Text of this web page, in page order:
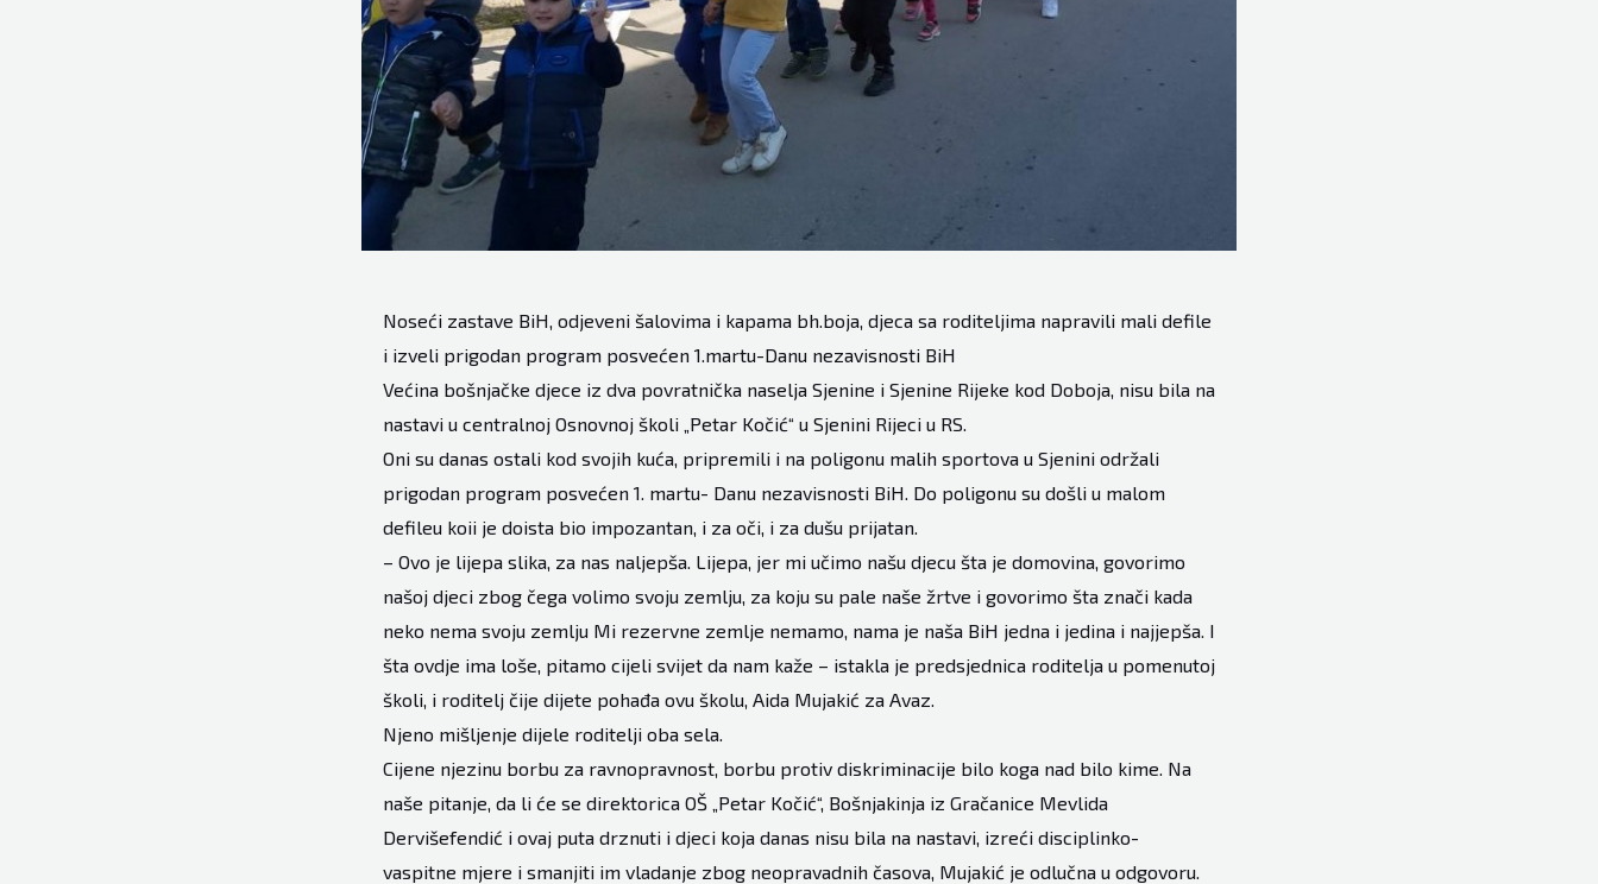
Noseći zastave BiH, odjeveni šalovima i kapama bh.boja, djeca sa roditeljima napravili mali defile
i izveli prigodan program posvećen 1.martu-Danu nezavisnosti BiH
Većina bošnjačke djece iz dva povratnička naselja Sjenine i Sjenine Rijeke kod Doboja, nisu bila na
nastavi u centralnoj Osnovnoj školi „Petar Kočić“ u Sjenini Rijeci u RS.
Oni su danas ostali kod svojih kuća, pripremili i na poligonu malih sportova u Sjenini održali
prigodan program posvećen 1. martu- Danu nezavisnosti BiH. Do poligonu su došli u malom
defileu koii je doista bio impozantan, i za oči, i za dušu prijatan.
– Ovo je lijepa slika, za nas naljepša. Lijepa, jer mi učimo našu djecu šta je domovina, govorimo
našoj djeci zbog čega volimo svoju zemlju, za koju su pale naše žrtve i govorimo šta znači kada
neko nema svoju zemlju Mi rezervne zemlje nemamo, nama je naša BiH jedna i jedina i najjepša. I
šta ovdje ima loše, pitamo cijeli svijet da nam kaže – istakla je predsjednica roditelja u pomenutoj
školi, i roditelj čije dijete pohađa ovu školu, Aida Mujakić za Avaz.
Njeno mišljenje dijele roditelji oba sela.
Cijene njezinu borbu za ravnopravnost, borbu protiv diskriminacije bilo koga nad bilo kime. Na
naše pitanje, da li će se direktorica OŠ „Petar Kočić“, Bošnjakinja iz Gračanice Mevlida
Dervišefendić i ovaj puta drznuti i djeci koja danas nisu bila na nastavi, izreći disciplinko-
vaspitne mjere i smanjiti im vladanje zbog neopravadnih časova, Mujakić je odlučna u odgovoru.